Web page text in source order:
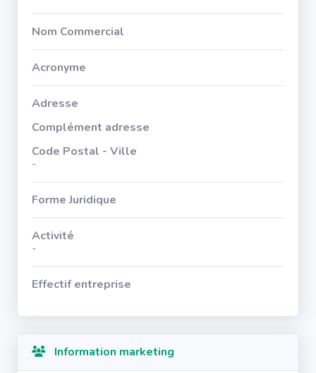
Nom Commercial
Acronyme
Adresse
Complément adresse
Code Postal - Ville
-
Forme Juridique
Activité
-
Effectif entreprise
Information marketing